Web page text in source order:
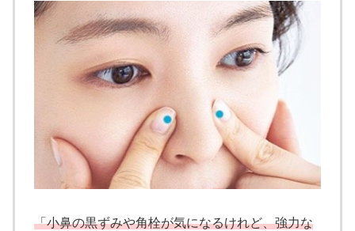
「小鼻の黒ずみや角栓が気になるけれど、強力な